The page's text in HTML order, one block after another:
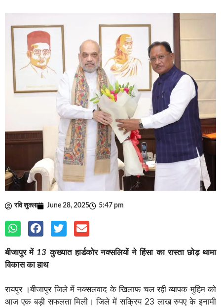
रवि शुक्ला June 28, 2025 5:47 pm
बीजापुर में13कुख्यात हार्डकोर नक्सलियों ने हिंसा का रास्ता छोड़ थामा
विकास का हाथ
रायपुर ।बीजापुर जिले में नक्सलवाद के खिलाफ चल रही व्यापक मुहिम को
आज एक बड़ी सफलता मिली। जिले में सक्रिय 23 लाख रुपए के इनामी